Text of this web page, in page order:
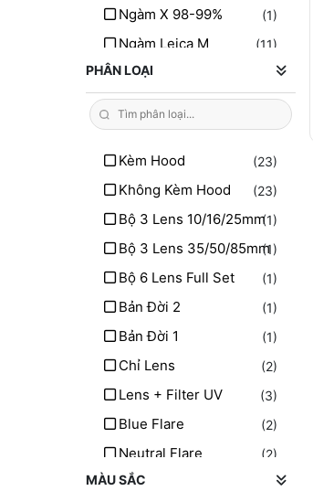
Ngàm X 98-99% (1)
Ngàm Leica M (11)
Ngàm PL (11)
Ngàm Fujifilm GFX (9)
Ngàm Sony A (1)
Ngàm Pentax K (1)
Ngàm Hasselblad XCD(2)
PHÂN LOẠI
Kèm Hood (23)
Không Kèm Hood (23)
Bộ 3 Lens 10/16/25mm(1)
Bộ 3 Lens 35/50/85mm(1)
Bộ 6 Lens Full Set (1)
Bản Đời 2 (1)
Bản Đời 1 (1)
Chỉ Lens (2)
Lens + Filter UV (3)
Blue Flare (2)
Neutral Flare (2)
Ngàm M42 (2)
MÀU SẮC